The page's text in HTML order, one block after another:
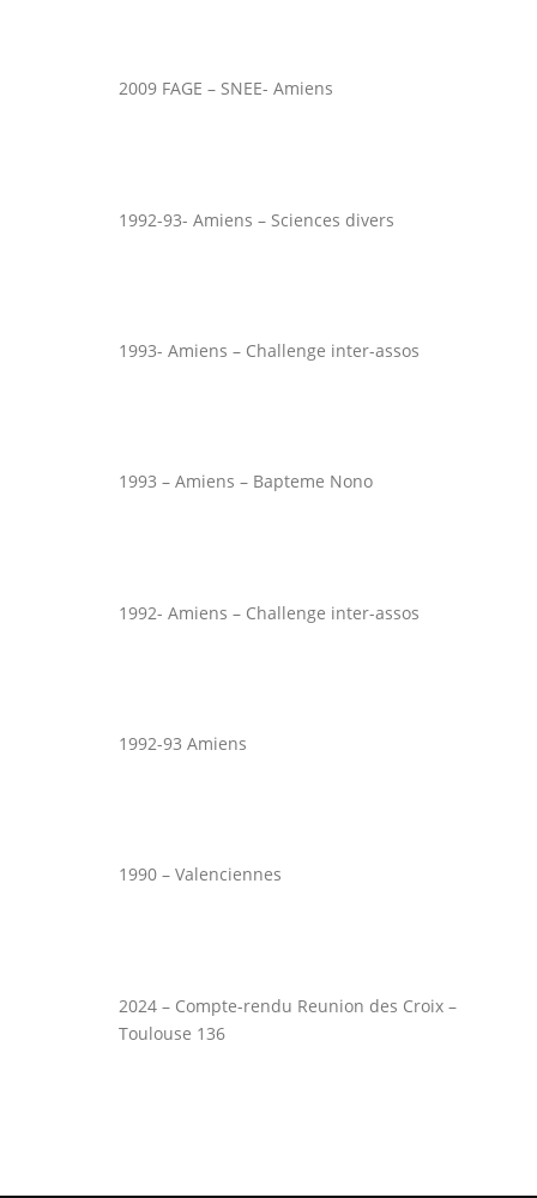
2009 FAGE – SNEE- Amiens
1992-93- Amiens – Sciences divers
1993- Amiens – Challenge inter-assos
1993 – Amiens – Bapteme Nono
1992- Amiens – Challenge inter-assos
1992-93 Amiens
1990 – Valenciennes
2024 – Compte-rendu Reunion des Croix –
Toulouse 136